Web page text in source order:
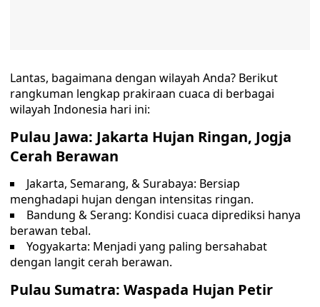
Lantas, bagaimana dengan wilayah Anda? Berikut
rangkuman lengkap prakiraan cuaca di berbagai
wilayah Indonesia hari ini:
Pulau Jawa: Jakarta Hujan Ringan, Jogja
Cerah Berawan
Jakarta, Semarang, & Surabaya: Bersiap
menghadapi hujan dengan intensitas ringan.
Bandung & Serang: Kondisi cuaca diprediksi hanya
berawan tebal.
Yogyakarta: Menjadi yang paling bersahabat
dengan langit cerah berawan.
Pulau Sumatra: Waspada Hujan Petir